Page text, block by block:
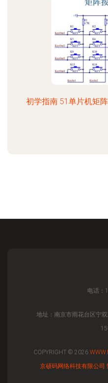
初学指南 51单片机矩
电话：
地址：南京市雨花台区宁
COPYRIGHT © 2026
京硕码网络科技有限公司